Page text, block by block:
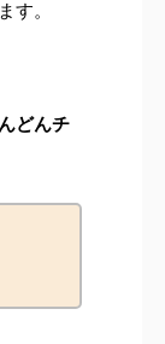
す。
どんチ